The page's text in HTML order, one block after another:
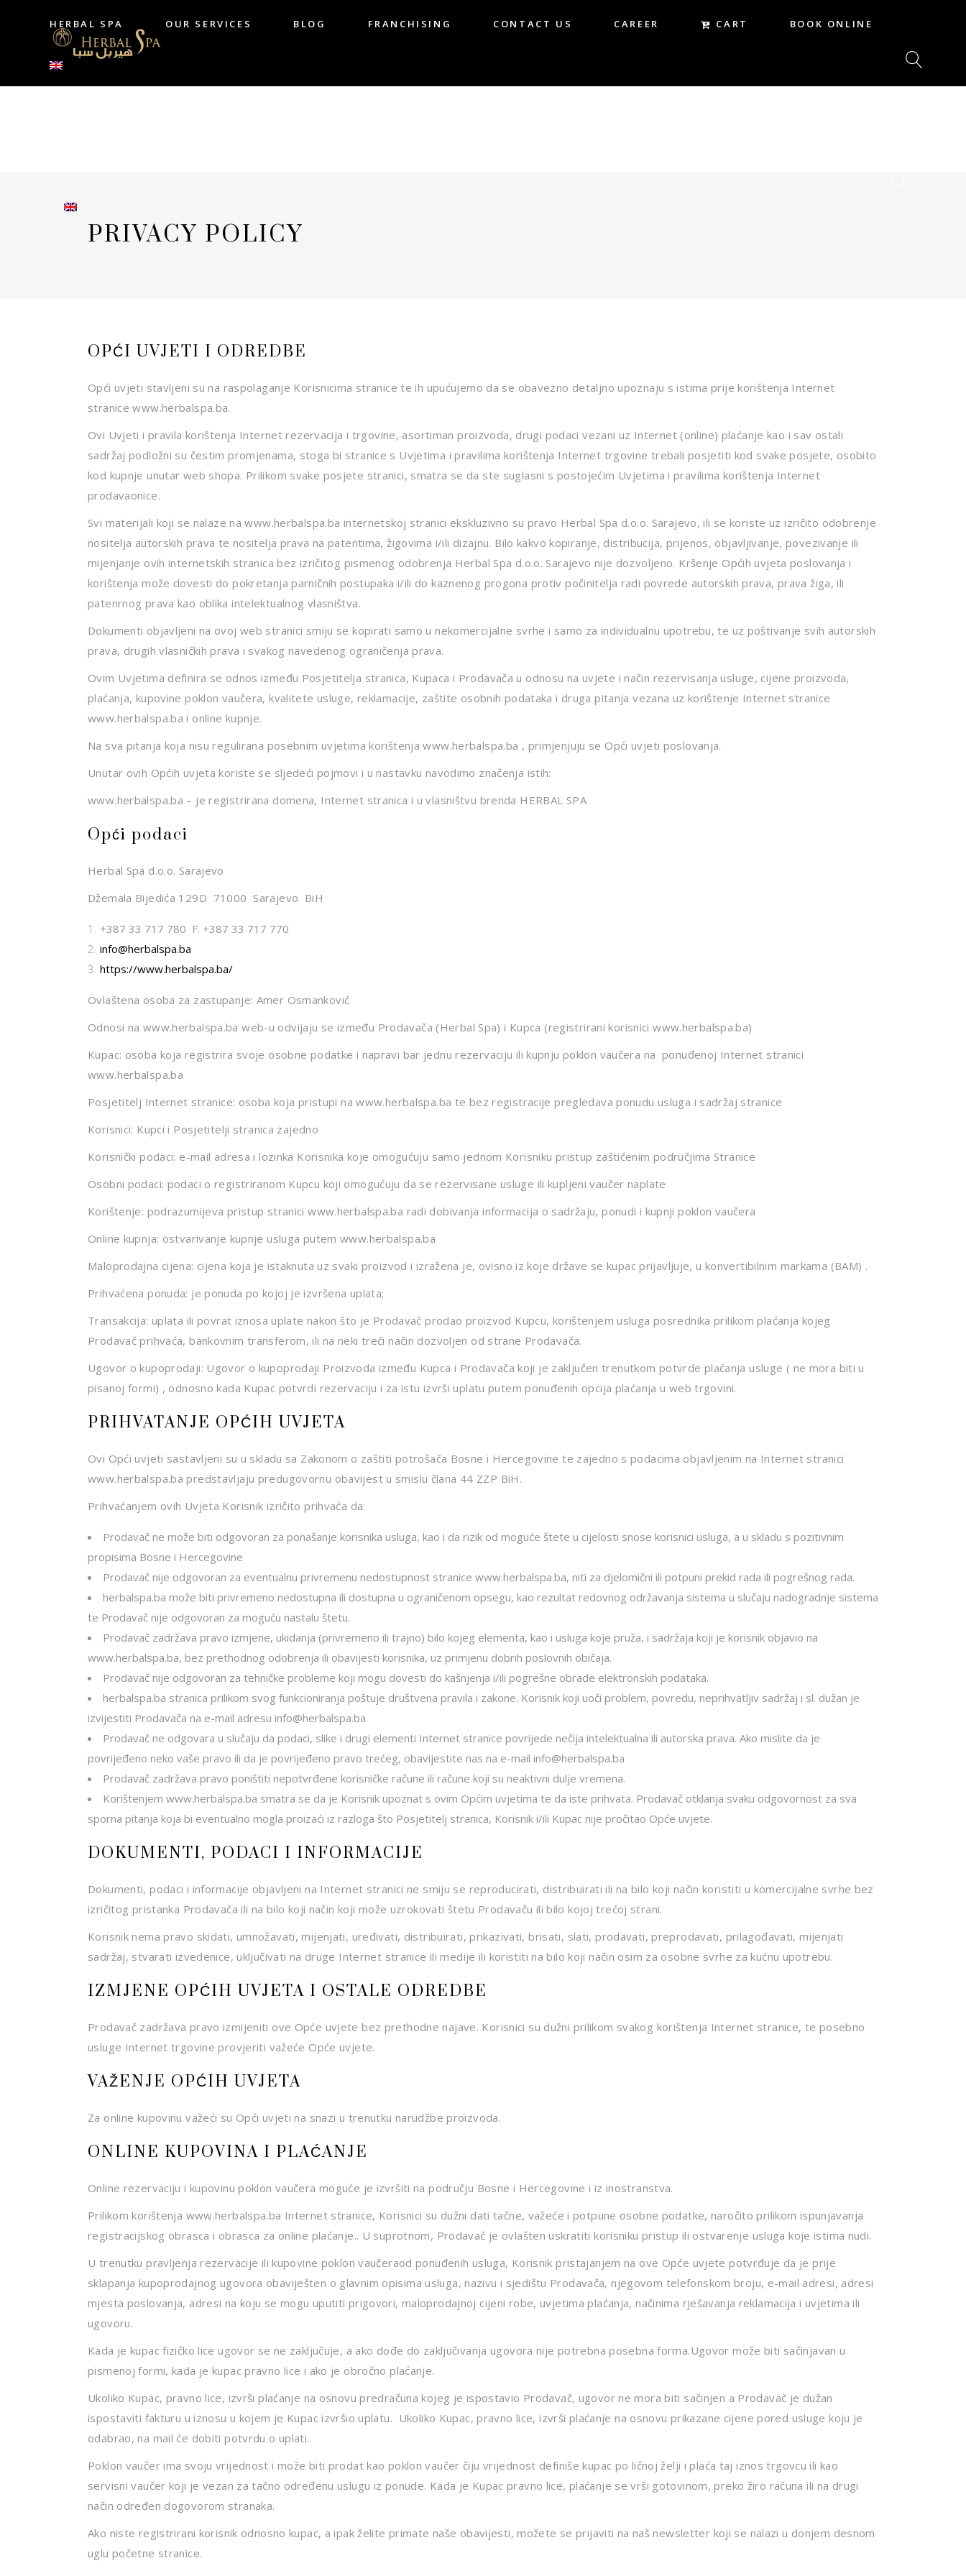
HERBAL SPA OUR SERVICES BLOG FRANCHISING CONTACT US CAREER CART BOOK ONLINE
PRIVACY POLICY
OPĆI UVJETI I ODREDBE
Opći uvjeti stavljeni su na raspolaganje Korisnicima stranice te ih upućujemo da se obavezno detaljno upoznaju s istima prije korištenja Internet
stranice www.herbalspa.ba.
Ovi Uvjeti i pravila korištenja Internet rezervacija i trgovine, asortiman proizvoda, drugi podaci vezani uz Internet (online) plaćanje kao i sav ostali
sadržaj podložni su čestim promjenama, stoga bi stranice s Uvjetima i pravilima korištenja Internet trgovine trebali posjetiti kod svake posjete, osobito
kod kupnje unutar web shopa. Prilikom svake posjete stranici, smatra se da ste suglasni s postojećim Uvjetima i pravilima korištenja Internet
prodavaonice.
Svi materijali koji se nalaze na www.herbalspa.ba internetskoj stranici ekskluzivno su pravo Herbal Spa d.o.o. Sarajevo, ili se koriste uz izričito odobrenje
nositelja autorskih prava te nositelja prava na patentima, žigovima i/ili dizajnu. Bilo kakvo kopiranje, distribucija, prijenos, objavljivanje, povezivanje ili
mijenjanje ovih internetskih stranica bez izričitog pismenog odobrenja Herbal Spa d.o.o. Sarajevo nije dozvoljeno. Kršenje Općih uvjeta poslovanja i
korištenja može dovesti do pokretanja parničnih postupaka i/ili do kaznenog progona protiv počinitelja radi povrede autorskih prava, prava žiga, ili
patenrnog prava kao oblika intelektualnog vlasništva.
Dokumenti objavljeni na ovoj web stranici smiju se kopirati samo u nekomercijalne svrhe i samo za individualnu upotrebu, te uz poštivanje svih autorskih
prava, drugih vlasničkih prava i svakog navedenog ograničenja prava.
Ovim Uvjetima definira se odnos između Posjetitelja stranica, Kupaca i Prodavača u odnosu na uvjete i način rezervisanja usluge, cijene proizvoda,
plaćanja, kupovine poklon vaučera, kvalitete usluge, reklamacije, zaštite osobnih podataka i druga pitanja vezana uz korištenje Internet stranice
www.herbalspa.ba i online kupnje.
Na sva pitanja koja nisu regulirana posebnim uvjetima korištenja www.herbalspa.ba , primjenjuju se Opći uvjeti poslovanja.
Unutar ovih Općih uvjeta koriste se sljedeći pojmovi i u nastavku navodimo značenja istih:
www.herbalspa.ba – je registrirana domena, Internet stranica i u vlasništvu brenda HERBAL SPA
Opći podaci
Herbal Spa d.o.o. Sarajevo
Džemala Bijedića 129D 71000 Sarajevo BiH
+387 33 717 780 F. +387 33 717 770
info@herbalspa.ba
https://www.herbalspa.ba/
Ovlaštena osoba za zastupanje: Amer Osmanković
Odnosi na www.herbalspa.ba web-u odvijaju se između Prodavača (Herbal Spa) i Kupca (registrirani korisnici www.herbalspa.ba)
Kupac: osoba koja registrira svoje osobne podatke i napravi bar jednu rezervaciju ili kupnju poklon vaučera na ponuđenoj Internet stranici
www.herbalspa.ba
Posjetitelj Internet stranice: osoba koja pristupi na www.herbalspa.ba te bez registracije pregledava ponudu usluga i sadržaj stranice
Korisnici: Kupci i Posjetitelji stranica zajedno
Korisnički podaci: e-mail adresa i lozinka Korisnika koje omogućuju samo jednom Korisniku pristup zaštićenim područjima Stranice
Osobni podaci: podaci o registriranom Kupcu koji omogućuju da se rezervisane usluge ili kupljeni vaučer naplate
Korištenje: podrazumijeva pristup stranici www.herbalspa.ba radi dobivanja informacija o sadržaju, ponudi i kupnji poklon vaučera
Online kupnja: ostvarivanje kupnje usluga putem www.herbalspa.ba
Maloprodajna cijena: cijena koja je istaknuta uz svaki proizvod i izražena je, ovisno iz koje države se kupac prijavljuje, u konvertibilnim markama (BAM) .
Prihvaćena ponuda: je ponuda po kojoj je izvršena uplata;
Transakcija: uplata ili povrat iznosa uplate nakon što je Prodavač prodao proizvod Kupcu, korištenjem usluga posrednika prilikom plaćanja kojeg
Prodavač prihvaća, bankovnim transferom, ili na neki treći način dozvoljen od strane Prodavača.
Ugovor o kupoprodaji: Ugovor o kupoprodaji Proizvoda između Kupca i Prodavača koji je zaključen trenutkom potvrde plaćanja usluge ( ne mora biti u
pisanoj formi) , odnosno kada Kupac potvrdi rezervaciju i za istu izvrši uplatu putem ponuđenih opcija plaćanja u web trgovini.
PRIHVATANJE OPĆIH UVJETA
Ovi Opći uvjeti sastavljeni su u skladu sa Zakonom o zaštiti potrošača Bosne i Hercegovine te zajedno s podacima objavljenim na Internet stranici
www.herbalspa.ba predstavljaju predugovornu obavijest u smislu člana 44 ZZP BiH.
Prihvaćanjem ovih Uvjeta Korisnik izričito prihvaća da:
Prodavač ne može biti odgovoran za ponašanje korisnika usluga, kao i da rizik od moguće štete u cijelosti snose korisnici usluga, a u skladu s pozitivnim
propisima Bosne i Hercegovine
Prodavač nije odgovoran za eventualnu privremenu nedostupnost stranice www.herbalspa.ba, niti za djelomični ili potpuni prekid rada ili pogrešnog rada.
herbalspa.ba može biti privremeno nedostupna ili dostupna u ograničenom opsegu, kao rezultat redovnog održavanja sistema u slučaju nadogradnje sistema
te Prodavač nije odgovoran za moguću nastalu štetu.
Prodavač zadržava pravo izmjene, ukidanja (privremeno ili trajno) bilo kojeg elementa, kao i usluga koje pruža, i sadržaja koji je korisnik objavio na
www.herbalspa.ba, bez prethodnog odobrenja ili obavijesti korisnika, uz primjenu dobrih poslovnih običaja.
Prodavač nije odgovoran za tehničke probleme koji mogu dovesti do kašnjenja i/ili pogrešne obrade elektronskih podataka.
herbalspa.ba stranica prilikom svog funkcioniranja poštuje društvena pravila i zakone. Korisnik koji uoči problem, povredu, neprihvatljiv sadržaj i sl. dužan je
izvijestiti Prodavača na e-mail adresu info@herbalspa.ba
Prodavač ne odgovara u slučaju da podaci, slike i drugi elementi Internet stranice povrijede nečija intelektualna ili autorska prava. Ako mislite da je
povrijeđeno neko vaše pravo ili da je povrijeđeno pravo trećeg, obavijestite nas na e-mail info@herbalspa.ba
Prodavač zadržava pravo poništiti nepotvrđene korisničke račune ili račune koji su neaktivni dulje vremena.
Korištenjem www.herbalspa.ba smatra se da je Korisnik upoznat s ovim Općim uvjetima te da iste prihvata. Prodavač otklanja svaku odgovornost za sva
sporna pitanja koja bi eventualno mogla proizaći iz razloga što Posjetitelj stranica, Korisnik i/ili Kupac nije pročitao Opće uvjete.
DOKUMENTI, PODACI I INFORMACIJE
Dokumenti, podaci i informacije objavljeni na Internet stranici ne smiju se reproducirati, distribuirati ili na bilo koji način koristiti u komercijalne svrhe bez
izričitog pristanka Prodavača ili na bilo koji način koji može uzrokovati štetu Prodavaču ili bilo kojoj trećoj strani.
Korisnik nema pravo skidati, umnožavati, mijenjati, uređivati, distribuirati, prikazivati, brisati, slati, prodavati, preprodavati, prilagođavati, mijenjati
sadržaj, stvarati izvedenice, uključivati na druge Internet stranice ili medije ili koristiti na bilo koji način osim za osobne svrhe za kućnu upotrebu.
IZMJENE OPĆIH UVJETA I OSTALE ODREDBE
Prodavač zadržava pravo izmijeniti ove Opće uvjete bez prethodne najave. Korisnici su dužni prilikom svakog korištenja Internet stranice, te posebno
usluge Internet trgovine provjeriti važeće Opće uvjete.
VAŽENJE OPĆIH UVJETA
Za online kupovinu važeći su Opći uvjeti na snazi u trenutku narudžbe proizvoda.
ONLINE KUPOVINA I PLAĆANJE
Online rezervaciju i kupovinu poklon vaučera moguće je izvršiti na području Bosne i Hercegovine i iz inostranstva.
Prilikom korištenja www.herbalspa.ba Internet stranice, Korisnici su dužni dati tačne, važeće i potpune osobne podatke, naročito prilikom ispunjavanja
registracijskog obrasca i obrasca za online plaćanje.. U suprotnom, Prodavač je ovlašten uskratiti korisniku pristup ili ostvarenje usluga koje istima nudi.
U trenutku pravljenja rezervacije ili kupovine poklon vaučeraod ponuđenih usluga, Korisnik pristajanjem na ove Opće uvjete potvrđuje da je prije
sklapanja kupoprodajnog ugovora obaviješten o glavnim opisima usluga, nazivu i sjedištu Prodavača, njegovom telefonskom broju, e-mail adresi, adresi
mjesta poslovanja, adresi na koju se mogu uputiti prigovori, maloprodajnoj cijeni robe, uvjetima plaćanja, načinima rješavanja reklamacija i uvjetima ili
ugovoru.
Kada je kupac fizičko lice ugovor se ne zaključuje, a ako dođe do zaključivanja ugovora nije potrebna posebna forma.Ugovor može biti sačinjavan u
pismenoj formi, kada je kupac pravno lice i ako je obročno plaćanje.
Ukoliko Kupac, pravno lice, izvrši plaćanje na osnovu predračuna kojeg je ispostavio Prodavač, ugovor ne mora biti sačinjen a Prodavač je dužan
ispostaviti fakturu u iznosu u kojem je Kupac izvršio uplatu. Ukoliko Kupac, pravno lice, izvrši plaćanje na osnovu prikazane cijene pored usluge koju je
odabrao, na mail će dobiti potvrdu o uplati.
Poklon vaučer ima svoju vrijednost i može biti prodat kao poklon vaučer čiju vrijednost definiše kupac po ličnoj želji i plaća taj iznos trgovcu ili kao
servisni vaučer koji je vezan za tačno određenu uslugu iz ponude. Kada je Kupac pravno lice, plaćanje se vrši gotovinom, preko žiro računa ili na drugi
način određen dogovorom stranaka.
Ako niste registrirani korisnik odnosno kupac, a ipak želite primate naše obavijesti, možete se prijaviti na naš newsletter koji se nalazi u donjem desnom
uglu početne stranice.